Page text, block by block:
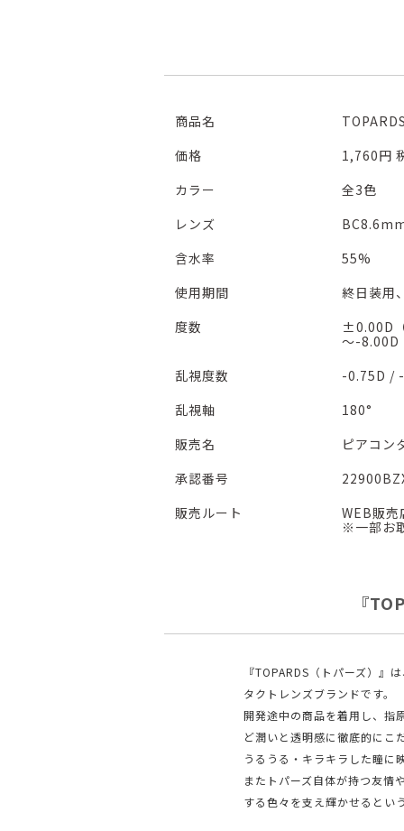
商品名
価格
1,760円
カラー
全3色
レンズ
含水率
55%
使用期間
終日装用
度数
±0.00D
～-8.00D
乱視度数
-0.75D /
乱視軸
180°
販売名
ピアコン
承認番号
販売ルート
WEB販売
※一部お
『
『TOPARDS（トパーズ）』
タクトレンズブランドです。
開発途中の商品を着用し、指
ど潤いと透明感に徹底的にこ
うるうる・キラキラした瞳に
またトパーズ⾃体が持つ友情
する色々を支え輝かせるとい